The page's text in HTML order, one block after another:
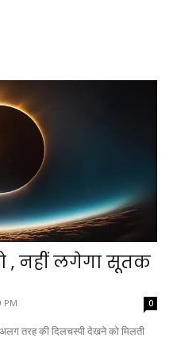
, नहीं लगेगा सूतक
PM 0
तरह की दिलचस्पी देखने को मिलती